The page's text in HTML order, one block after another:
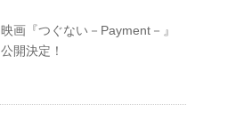
映画『つぐない－Payment－』
公開決定！